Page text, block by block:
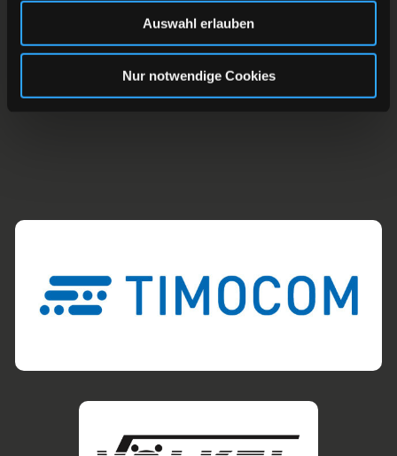
Auswahl erlauben
Nur notwendige Cookies
ZURÜCK ZUR ÜBERSICHT